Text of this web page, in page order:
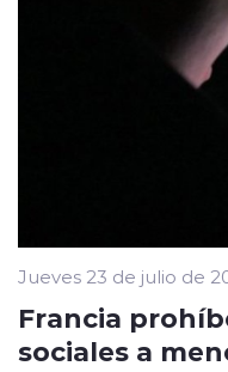
Jueves 23 de julio de
Francia
sociales a